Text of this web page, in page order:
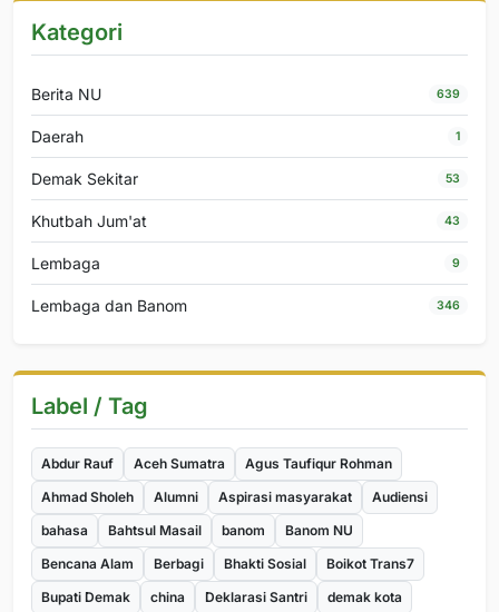
Kategori
Berita NU 639
Daerah 1
Demak Sekitar 53
Khutbah Jum'at 43
Lembaga 9
Lembaga dan Banom 346
Label / Tag
Abdur Rauf Aceh Sumatra
Agus Taufiqur Rohman
Ahmad Sholeh
Alumni Aspirasi masyarakat
Audiensi
bahasa
Bahtsul Masail banom
Banom NU
Bencana Alam
Berbagi Bhakti Sosial
Boikot Trans7
Bupati Demak
china Deklarasi Santri
demak kota